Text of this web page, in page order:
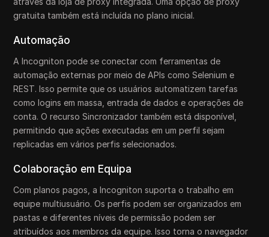
gratuita também está incluída no plano inicial.
Automação
A Incogniton pode se conectar com ferramentas de
automação externas por meio de APIs como Selenium e
REST. Isso permite que os usuários automatizem tarefas
como logins em massa, entrada de dados e operações de
conta. O recurso Sincronizador também está disponível,
permitindo que ações executadas em um perfil sejam
replicadas em vários perfis selecionados.
Colaboração em Equipa
Com planos pagos, a Incogniton suporta o trabalho em
equipe multiusuário. Os perfis podem ser organizados em
pastas e diferentes níveis de permissão podem ser
atribuídos aos membros da equipe. Isso torna o navegador